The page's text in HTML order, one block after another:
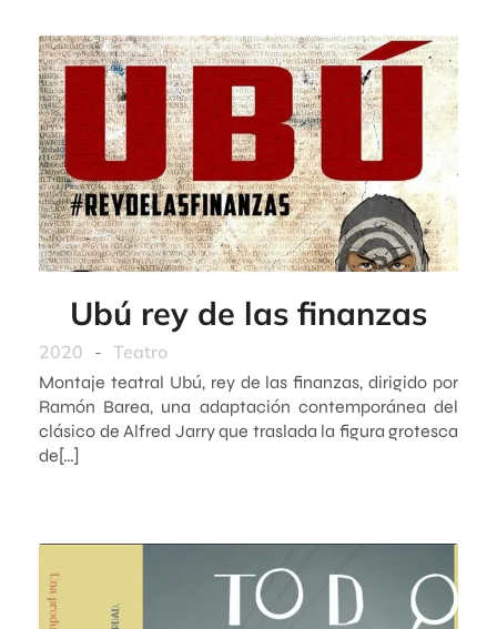
Ubú rey de las finanzas
2020 - Teatro
Montaje teatral Ubú, rey de las finanzas, dirigido por
Ramón Barea, una adaptación contemporánea del
clásico de Alfred Jarry que traslada la figura grotesca
de[…]